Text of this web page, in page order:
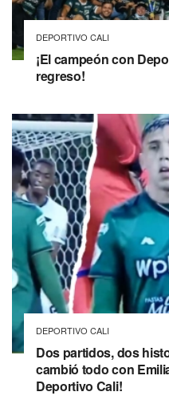
DEPORTIVO CALI
¡El campeón con
regreso!
DEPORTIVO CALI
Dos partidos, dos
cambió todo con
Deportivo Cali!